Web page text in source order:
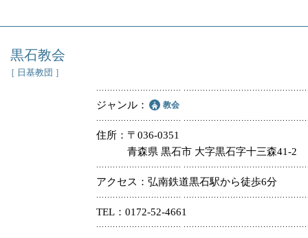
黒石教会
［ 日基教団 ］
ジャンル 教会
住所
〒036-0351
青森県 黒石市 大字黒石字十三森41-2
アクセス 弘南鉄道黒石駅から徒歩6分
TEL 0172-52-4661